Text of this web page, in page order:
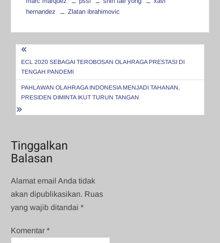
hernandez
Zlatan ibrahimovic
Navigasi
pos
ECL 2020 SEBAGAI TEROBOSAN OLAHRAGA PRESTASI DI
TENGAH PANDEMI
PAHLAWAN OLAHRAGA INDONESIA MENJADI TAHANAN,
PRESIDEN DIMINTA IKUT TURUN TANGAN
Tinggalkan
Balasan
Alamat email Anda tidak
akan dipublikasikan. Ruas
yang wajib ditandai*
Komentar*